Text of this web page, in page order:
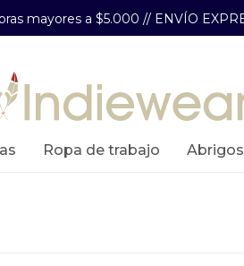
mayores a $5.000 // ENVÍO
ropa de trabajo abrigos